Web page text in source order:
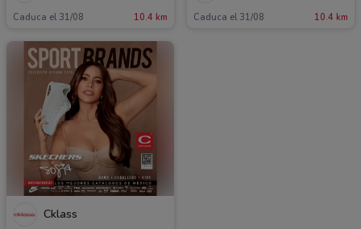
Caduca el 31/08 10.4 km Caduca el 31/08 10.4 km
Cklass